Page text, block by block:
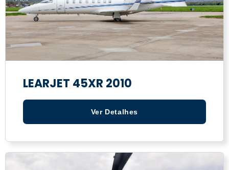
LEARJET 45XR 2010
Ver Detalhes